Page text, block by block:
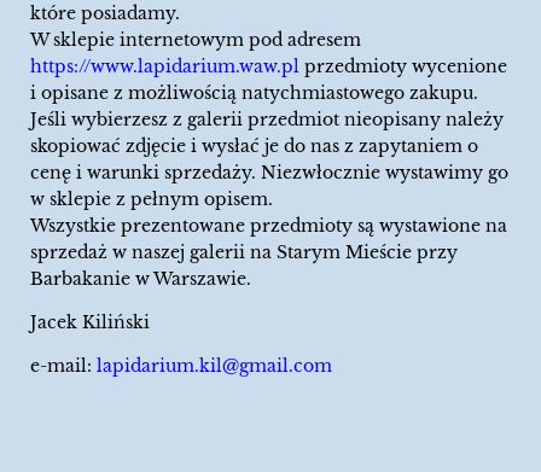
które posiadamy.
W sklepie internetowym pod adresem
https://www.lapidarium.waw.pl przedmioty wycenione
i opisane z możliwością natychmiastowego zakupu.
Jeśli wybierzesz z galerii przedmiot nieopisany należy
skopiować zdjęcie i wysłać je do nas z zapytaniem o
cenę i warunki sprzedaży. Niezwłocznie wystawimy go
w sklepie z pełnym opisem.
Wszystkie prezentowane przedmioty są wystawione na
sprzedaż w naszej galerii na Starym Mieście przy
Barbakanie w Warszawie.
Jacek Kiliński
e-mail: lapidarium.kil@gmail.com